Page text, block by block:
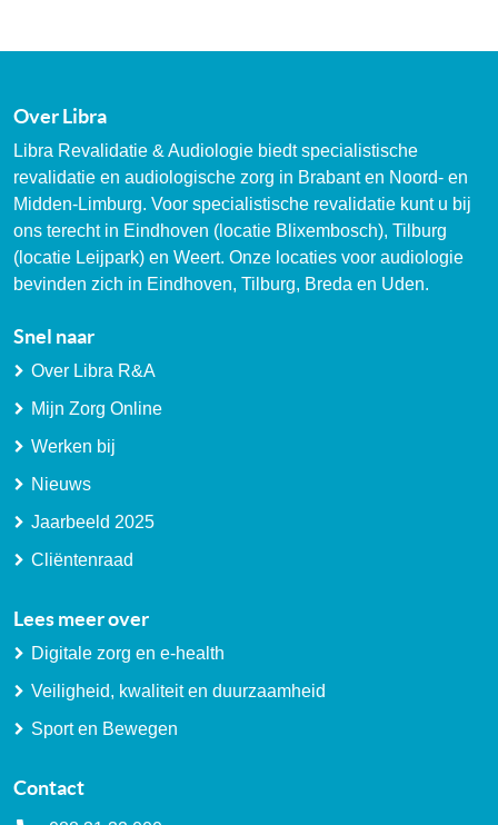
Over Libra
Libra Revalidatie & Audiologie biedt specialistische
revalidatie en audiologische zorg in Brabant en Noord- en
Midden-Limburg. Voor specialistische revalidatie kunt u bij
ons terecht in Eindhoven (locatie Blixembosch), Tilburg
(locatie Leijpark) en Weert. Onze locaties voor audiologie
bevinden zich in Eindhoven, Tilburg, Breda en Uden.
Snel naar
Over Libra R&A
Mijn Zorg Online
Werken bij
Nieuws
Jaarbeeld 2025
Cliëntenraad
Lees meer over
Digitale zorg en e-health
Veiligheid, kwaliteit en duurzaamheid
Sport en Bewegen
Contact